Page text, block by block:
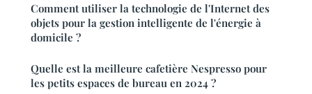
Comment utiliser la technologie de l'Internet des
objets pour la gestion intelligente de l'énergie à
domicile ?
Quelle est la meilleure cafetière Nespresso pour
les petits espaces de bureau en 2024 ?